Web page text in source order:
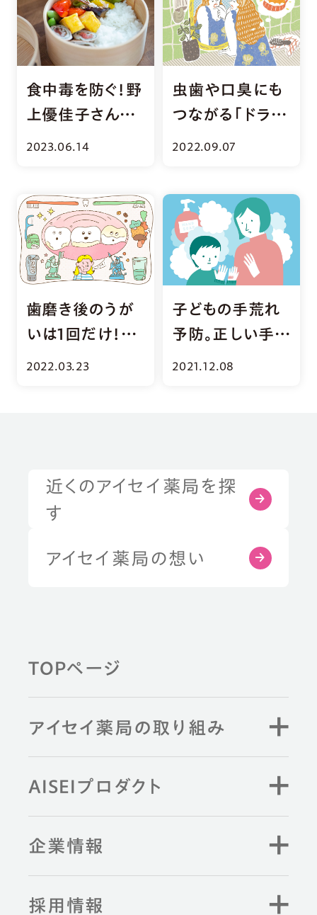
2023.06.14
食中毒を防ぐ！野
上優佳子さんに
聞くお弁当づくり
2022.09.07
虫歯や口臭にも
つながる「ドライ
マウス」の症状っ
2022.03.23
歯磨き後のうが
いは1回だけ！？
「歯」のトリビア5
2021.12.08
子どもの手荒れ
予防。正しい手洗
い・消毒・ハンド
症状・お悩みから探す
部位から探す
近くのアイセイ薬局を探
す
アイセイ薬局の想い
TOPページ
アイセイ薬局の取り組み
AISEIプロダクト
企業情報
採用情報